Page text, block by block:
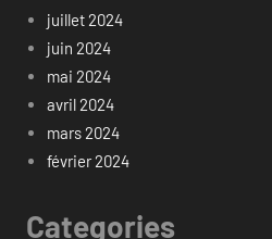
juillet 2024
juin 2024
mai 2024
avril 2024
mars 2024
février 2024
Categories